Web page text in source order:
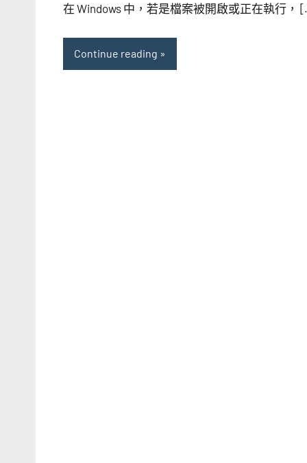
在 Windows 中，若是檔案被開啟或正在執行，
Continue reading